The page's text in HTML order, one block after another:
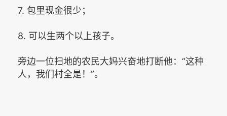
7. 包里现金很少；
8. 可以生两个以上孩子。
旁边一位扫地的农民大妈兴奋地打断他：“这种
人，我们村全是！”。